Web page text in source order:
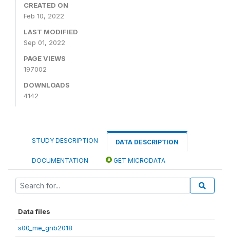
CREATED ON
Feb 10, 2022
LAST MODIFIED
Sep 01, 2022
PAGE VIEWS
197002
DOWNLOADS
4142
STUDY DESCRIPTION DATA DESCRIPTION
DOCUMENTATION GET MICRODATA
Data files
s00_me_gnb2018